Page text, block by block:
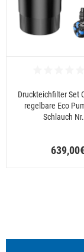
Druckteichfilter Set
regelbare Eco
Schlauch